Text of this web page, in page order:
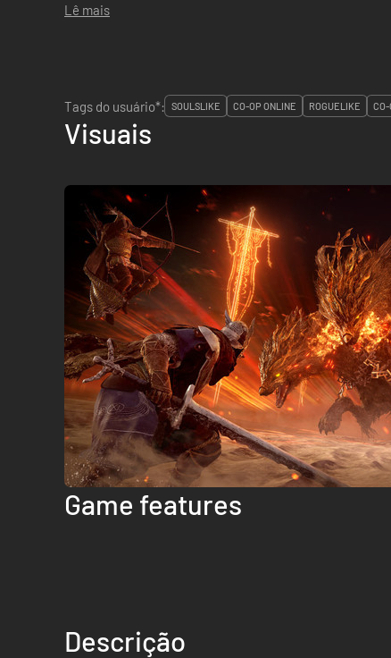
Lê mais
Tags do usuário*:
SOULSLIKE CO-OP ONLINE ROGUELIKE CO-
Visuais
Game features
Descrição